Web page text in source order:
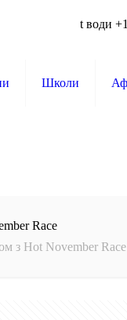
t води
Школи
Race
з Hot November Race